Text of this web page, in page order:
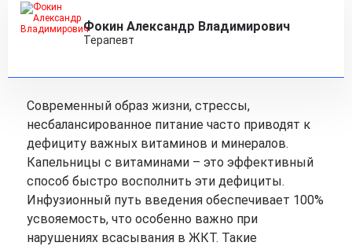
Фокин Александр Владимирович
Терапевт
Современный образ жизни, стрессы,
несбалансированное питание часто приводят к
дефициту важных витаминов и минералов.
Капельницы с витаминами – это эффективный
способ быстро восполнить эти дефициты.
Инфузионный путь введения обеспечивает 100%
усвояемость, что особенно важно при
нарушениях всасывания в ЖКТ. Такие